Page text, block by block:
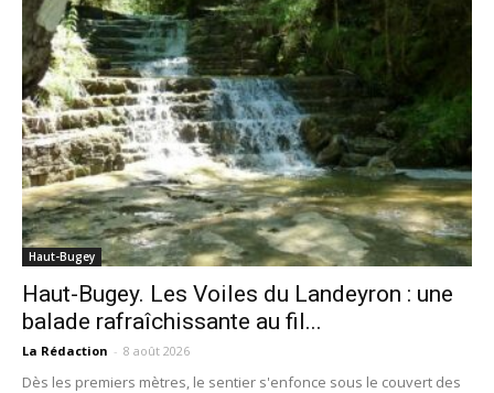
Haut-Bugey
Haut-Bugey. Les Voiles du Landeyron : une
balade rafraîchissante au fil...
La Rédaction - 8 août 2026
Dès les premiers mètres, le sentier s'enfonce sous le couvert des